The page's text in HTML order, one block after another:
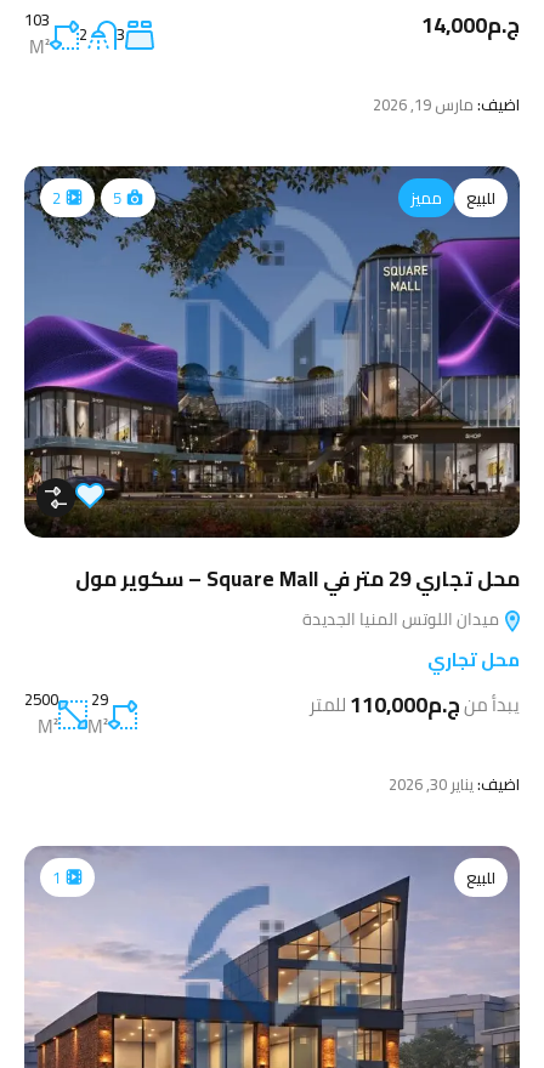
ج.م14,000 3
2
103
M²
اضيف:مارس 19, 2026
للبيع مميز 5
2
محل تجاري 29 متر في Square Mall – سكوير مول
ميدان اللوتس المنيا الجديدة
محل تجاري
يبدأ منج.م110,000 للمتر 29
M²
2500
M²
اضيف:يناير 30, 2026
للبيع 1